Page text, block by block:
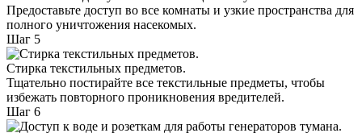
Предоставьте доступ во все комнаты и узкие пространства для
полного уничтожения насекомых.
Шаг 5
Стирка текстильных предметов.
Тщательно постирайте все текстильные предметы, чтобы
избежать повторного проникновения вредителей.
Шаг 6